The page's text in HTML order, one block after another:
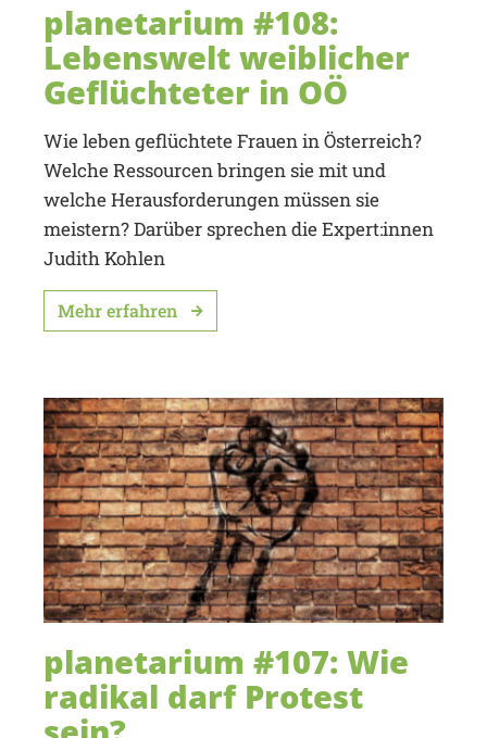
planetarium #108:
Lebenswelt weiblicher
Geflüchteter in OÖ
Wie leben geflüchtete Frauen in Österreich?
Welche Ressourcen bringen sie mit und
welche Herausforderungen müssen sie
meistern? Darüber sprechen die Expert:innen
Judith Kohlen
Mehr erfahren
planetarium #107: Wie
radikal darf Protest